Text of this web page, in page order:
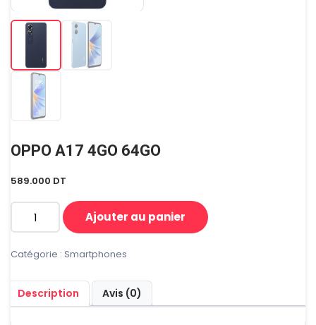
OPPO A17 4GO 64GO
589.000 DT
quantité
OPPO
4GO
64GO
Ajouter au panier
Catégorie : Smartphones
Description Avis (0)